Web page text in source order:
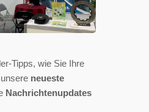
Tipps, wie Sie Ihre
neueste
Nachrichtenupdates